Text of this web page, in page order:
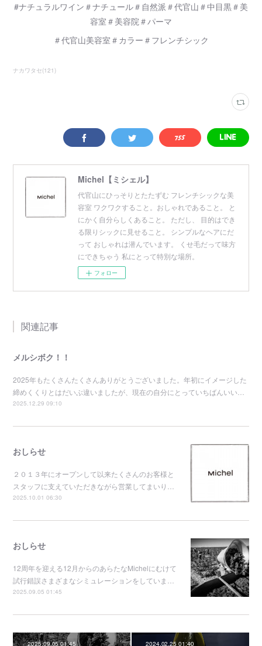
#ナチュラルワイン＃ナチュール＃自然派＃代官山＃中目黒＃美
容室＃美容院＃パーマ
＃代官山美容室＃カラー＃フレンチシック
ナカワタセ(121)
Michel【ミシェル】
代官山にひっそりとたたずむ フレンチシックな美
容室 ワクワクすること。おしゃれであること。 と
にかく自分らしくあること。 ただし、 目的はでき
る限りシックに見せること。 シンプルなヘアにだ
って おしゃれは潜んでいます。 くせ毛だって味方
にできちゃう 私にとって特別な場所。
フォロー
関連記事
メルシボク！！
2025年もたくさんたくさんありがとうございました。年初にイメージした
締めくくりとはだいぶ違いましたが、現在の自分にとっていちばんいい…
2025.12.29 09:10
おしらせ
２０１３年にオープンして以来たくさんのお客様と
スタッフに支えていただきながら営業してまいり…
2025.10.01 06:30
おしらせ
12周年を迎える12月からのあらたなMichelにむけて
試行錯誤さまざまなシミュレーションをしていま…
2025.09.05 01:45
2025.09.05 01:45 2024.02.25 01:40